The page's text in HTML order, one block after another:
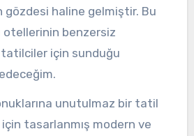
gözdesi haline gelmiştir. Bu
otellerinin benzersiz
için sunduğu
unutulmaz bir tatil
tasarlanmış modern ve